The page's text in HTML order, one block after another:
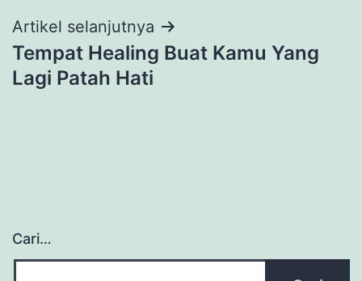
Artikel selanjutnya
Tempat Healing Buat Kamu Yang
Lagi Patah Hati
Cari…